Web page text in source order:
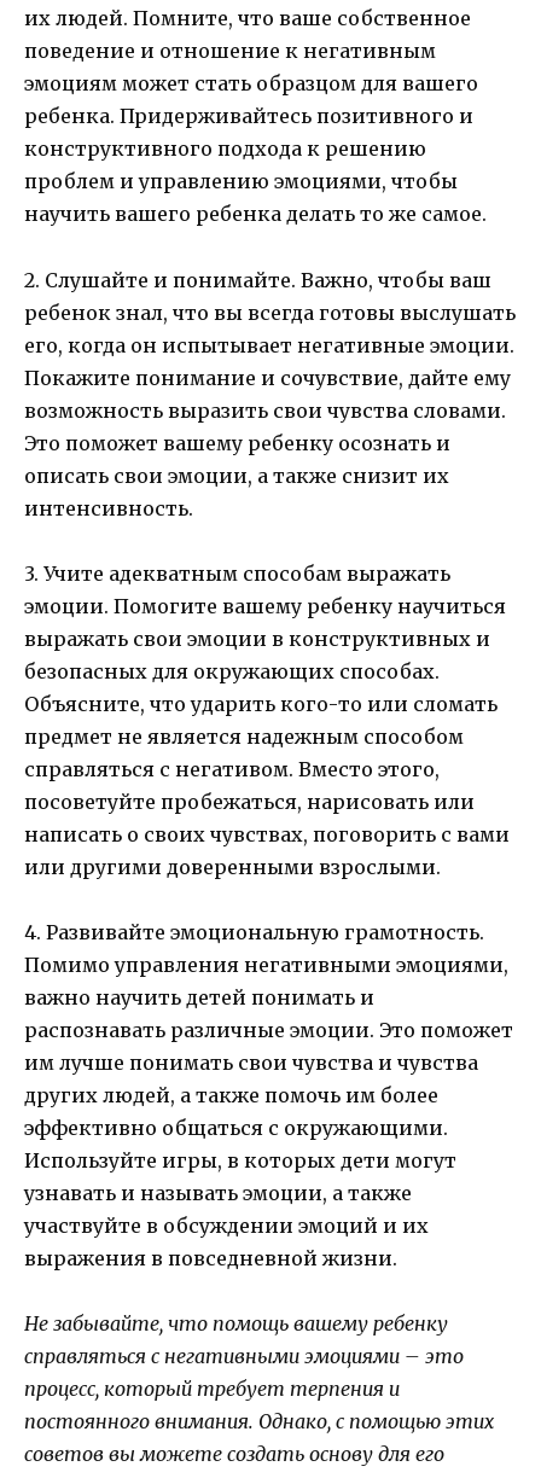
их людей. Помните, что ваше собственное
поведение и отношение к негативным
эмоциям может стать образцом для вашего
ребенка. Придерживайтесь позитивного и
конструктивного подхода к решению
проблем и управлению эмоциями, чтобы
научить вашего ребенка делать то же самое.
2. Слушайте и понимайте. Важно, чтобы ваш
ребенок знал, что вы всегда готовы выслушать
его, когда он испытывает негативные эмоции.
Покажите понимание и сочувствие, дайте ему
возможность выразить свои чувства словами.
Это поможет вашему ребенку осознать и
описать свои эмоции, а также снизит их
интенсивность.
3. Учите адекватным способам выражать
эмоции. Помогите вашему ребенку научиться
выражать свои эмоции в конструктивных и
безопасных для окружающих способах.
Объясните, что ударить кого-то или сломать
предмет не является надежным способом
справляться с негативом. Вместо этого,
посоветуйте пробежаться, нарисовать или
написать о своих чувствах, поговорить с вами
или другими доверенными взрослыми.
4. Развивайте эмоциональную грамотность.
Помимо управления негативными эмоциями,
важно научить детей понимать и
распознавать различные эмоции. Это поможет
им лучше понимать свои чувства и чувства
других людей, а также помочь им более
эффективно общаться с окружающими.
Используйте игры, в которых дети могут
узнавать и называть эмоции, а также
участвуйте в обсуждении эмоций и их
выражения в повседневной жизни.
Не забывайте, что помощь вашему ребенку
справляться с негативными эмоциями – это
процесс, который требует терпения и
постоянного внимания. Однако, с помощью этих
советов вы можете создать основу для его